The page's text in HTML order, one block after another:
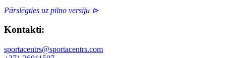
Pārslēgties uz pilno versiju ⊳
Kontakti:
sportacentrs@sportacentrs.com